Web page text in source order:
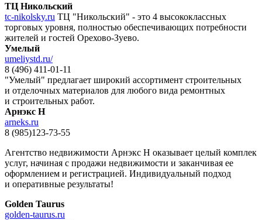
ТЦ Никольский
tc-nikolsky.ru ТЦ "Никольский" - это 4 высококлассных
торговых уровня, полностью обеспечивающих потребности
жителей и гостей Орехово-Зуево.
Умелый
umeliystd.ru/
8 (496) 411-01-11
"Умелый" предлагает широкий ассортимент строительных
и отделочных материалов для любого вида ремонтных
и строительных работ.
Арнэкс Н
arneks.ru
8 (985)123-73-55
Агентство недвижимости Арнэкс Н оказывает целый комплек
услуг, начиная c продажи недвижимости и заканчивая ее
оформлением и регистрацией. Индивидуальный подход
и оперативные результаты!
Golden Taurus
golden-taurus.ru